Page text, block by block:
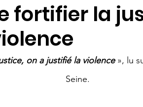
fortifier la
on a justifié la violence », lu
Seine.